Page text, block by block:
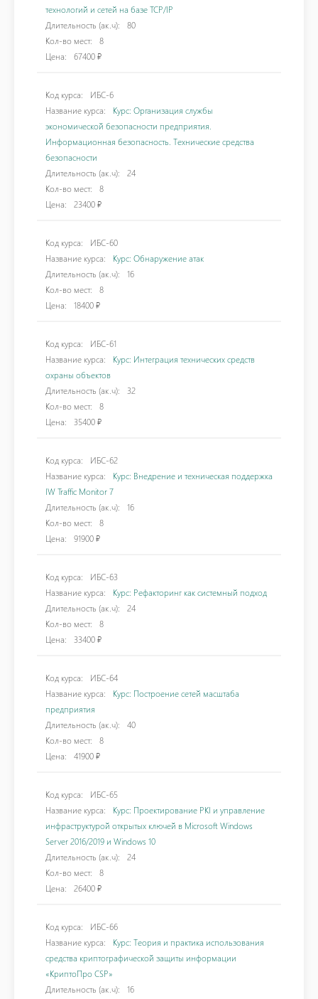
технологий и сетей на базе TCP/IP
Длительность (ак.ч):
80
Кол-во мест:
8
Цена:
67400 ₽
Код курса:
ИБС-6
Название курса:
Курс: Организация службы
экономической безопасности предприятия.
Информационная безопасность. Технические средства
безопасности
Длительность (ак.ч):
24
Кол-во мест:
8
Цена:
23400 ₽
Код курса:
ИБС-60
Название курса:
Курс: Обнаружение атак
Длительность (ак.ч):
16
Кол-во мест:
8
Цена:
18400 ₽
Код курса:
ИБС-61
Название курса:
Курс: Интеграция технических средств
охраны объектов
Длительность (ак.ч):
32
Кол-во мест:
8
Цена:
35400 ₽
Код курса:
ИБС-62
Название курса:
Курс: Внедрение и техническая поддержка
IW Traffic Monitor 7
Длительность (ак.ч):
16
Кол-во мест:
8
Цена:
91900 ₽
Код курса:
ИБС-63
Название курса:
Курс: Рефакторинг как системный подход
Длительность (ак.ч):
24
Кол-во мест:
8
Цена:
33400 ₽
Код курса:
ИБС-64
Название курса:
Курс: Построение сетей масштаба
предприятия
Длительность (ак.ч):
40
Кол-во мест:
8
Цена:
41900 ₽
Код курса:
ИБС-65
Название курса:
Курс: Проектирование PKI и управление
инфраструктурой открытых ключей в Microsoft Windows
Server 2016/2019 и Windows 10
Длительность (ак.ч):
24
Кол-во мест:
8
Цена:
26400 ₽
Код курса:
ИБС-66
Название курса:
Курс: Теория и практика использования
средства криптографической защиты информации
«КриптоПро CSP»
Длительность (ак.ч):
16